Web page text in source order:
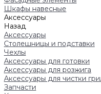
Шкафы навесные
Аксессуары
Назад
Аксессуары
Столешницы и подставки
Чехлы
Аксессуары для готовки
Аксессуары для розжига
Аксессуары для чистки
Запчасти